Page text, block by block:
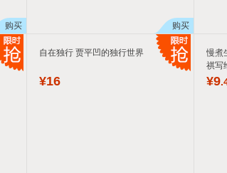
购买 购买
自在独行 贾平凹的独行世界
¥16
慢煮
祺写
¥9